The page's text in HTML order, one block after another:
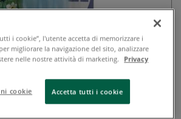
i cookie”, l'utente accetta di memorizzare i
migliorare la navigazione del sito, analizzare
nelle nostre attività di marketing.
Privacy
cookie Accetta tutti i cookie